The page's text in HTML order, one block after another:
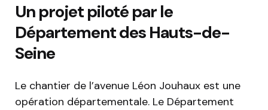
Un projet piloté par le
Département des Hauts-de-
Seine
Le chantier de l’avenue Léon Jouhaux est une
opération départementale. Le Département